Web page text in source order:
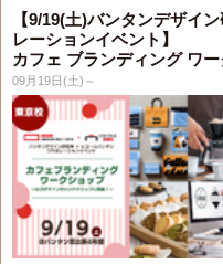
【9/19(土)バンタンデザイ
レーションイベント】
カフェ ブランディング ワ
09月19日(土)～